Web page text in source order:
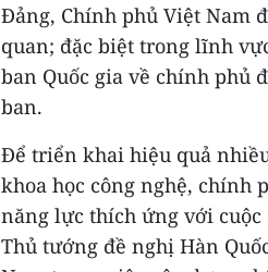
Đảng, Chính phủ Việt Nam
quan; đặc biệt trong lĩnh
ban Quốc gia về chính phủ
ban.
Để triển khai hiệu quả
khoa học công nghệ, chính
năng lực thích ứng với cuộc
Thủ tướng đề nghị Hàn